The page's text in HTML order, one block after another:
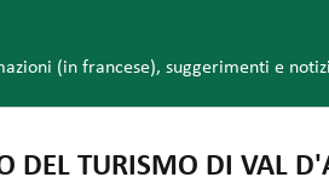
(in francese), suggerimenti e
DEL TURISMO DI VAL